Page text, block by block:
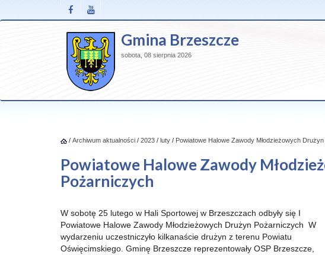
Gmina Brzeszcze
sobota, 08 sierpnia 2026
/ Archiwum aktualności / 2023 / luty / Powiatowe Halowe Zawody Młodzieżowych
Powiatowe Halowe Zawody
Pożarniczych
W sobotę 25 lutego w Hali Sportowej w Brzeszczach odbyły się I
Powiatowe Halowe Zawody Młodzieżowych Drużyn Pożarniczych W
wydarzeniu uczestniczyło kilkanaście drużyn z terenu Powiatu
Oświęcimskiego. Gminę Brzeszcze reprezentowały OSP Brzeszcze,